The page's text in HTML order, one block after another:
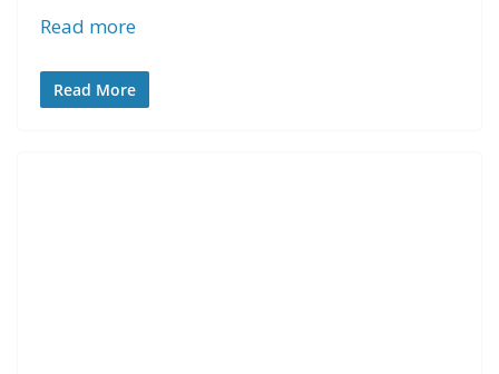
Read more
Read More